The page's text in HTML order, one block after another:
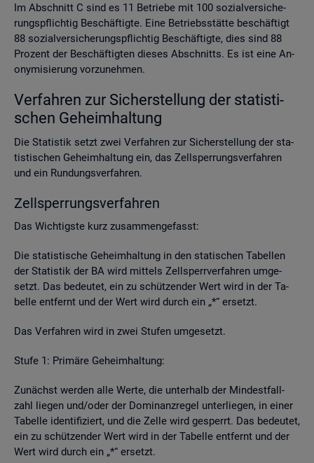
Im Ab­schnitt C sind es 11 Be­trie­be mit 100 so­zi­al­ver­si­che­
rungs­pflich­tig Be­schäf­tig­te. Eine Be­triebs­stät­te be­schäf­tigt
88 so­zi­al­ver­si­che­rungs­pflich­tig Be­schäf­tig­te, dies sind 88
Pro­zent der Be­schäf­tig­ten die­ses Ab­schnitts. Es ist eine An­
ony­mi­sie­rung vor­zu­neh­men.
Ver­fah­ren zur Si­cher­stel­lung der sta­tis­ti­
schen Ge­heim­hal­tung
Die Sta­tis­tik setzt zwei Ver­fah­ren zur Si­cher­stel­lung der sta­
tis­ti­schen Ge­heim­hal­tung ein, das Zell­sper­rungs­ver­fah­ren
und ein Run­dungs­ver­fah­ren.
Zell­sper­rungs­ver­fah­ren
Das Wich­tigs­te kurz zu­sam­men­ge­fasst:
Die sta­tis­ti­sche Ge­heim­hal­tung in den sta­ti­schen Ta­bel­len
der Sta­tis­tik der BA wird mit­tels Zell­sperr­ver­fah­ren um­ge­
setzt. Das be­deu­tet, ein zu schüt­zen­der Wert wird in der Ta­
bel­le ent­fernt und der Wert wird durch ein „*“ er­setzt.
Das Ver­fah­ren wird in zwei Stu­fen um­ge­setzt.
Stufe 1: Pri­mä­re Ge­heim­hal­tung:
Zu­nächst wer­den alle Werte, die un­ter­halb der Min­dest­fall­
zahl lie­gen und/oder der Do­mi­nanz­re­gel un­ter­lie­gen, in einer
Ta­bel­le iden­ti­fi­ziert, und die Zelle wird ge­sperrt. Das be­deu­tet,
ein zu schüt­zen­der Wert wird in der Ta­bel­le ent­fernt und der
Wert wird durch ein „*“ er­setzt.